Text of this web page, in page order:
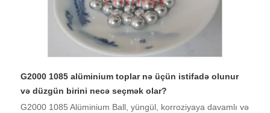
G2000 1085 alüminium toplar nə üçün istifadə olunur
və düzgün birini necə seçmək olar?
G2000 1085 Alüminium Ball, yüngül, korroziyaya davamlı və